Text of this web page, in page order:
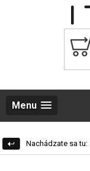
Menu
Nachádzate sa tu: